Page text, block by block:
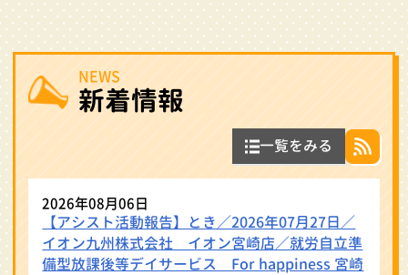
新着情報
NEWS
一覧をみる
2026年08月06日
【アシスト活動報告】とき／2026年07月27日／
イオン九州株式会社 イオン宮崎店／就労自立準
備型放課後等デイサービス For happiness 宮崎